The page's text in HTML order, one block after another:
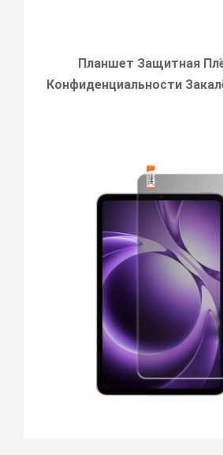
Планшет Защитная
Конфиденциальности